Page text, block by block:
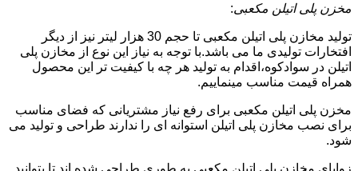
مخزن پلی اتیلن مکعبی:
تولید مخازن پلی اتیلن مکعبی تا حجم 30 هزار لیتر نیز از دیگر
افتخارات تولیدی ما می باشد.با توجه به نیاز این نوع از مخازن پلی
اتیلن در سوادکوه،اقدام به تولید هر چه با کیفیت تر این محصول
همراه قیمت مناسب مینماییم.
مخزن پلی اتیلن مکعبی برای رفع نیاز مشتریانی که فضای مناسب
برای نصب مخازن پلی اتیلن استوانه ای را ندارند طراحی و تولید می
شود.
زوایای مخازن پلی اتیلن مکعبی به طوری طراحی شده اند تا بتوانید